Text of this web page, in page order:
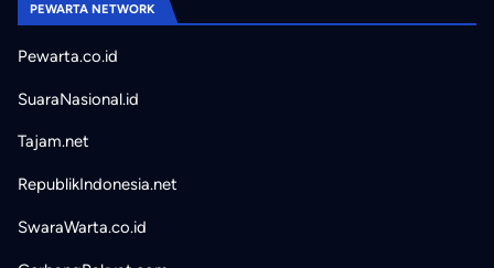
PEWARTA NETWORK
Pewarta.co.id
SuaraNasional.id
Tajam.net
RepublikIndonesia.net
SwaraWarta.co.id